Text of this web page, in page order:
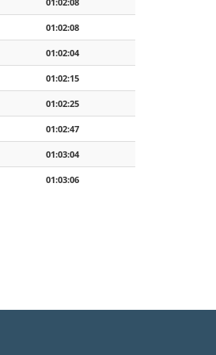
01:02:08
01:02:04
01:02:15
01:02:25
01:02:47
01:03:04
01:03:06